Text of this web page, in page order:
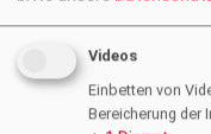
Videos
Einbetten von
Bereicherung der
Anfang November fand
stellvertretende
Rainer Wührer
Finanz- und